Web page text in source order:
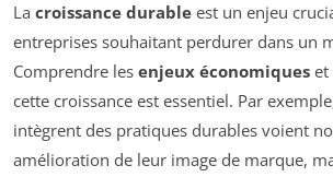
La croissance durable est un enjeu
entreprises souhaitant perdurer dans un
Comprendre les enjeux économiques et
cette croissance est essentiel. Par
intègrent des pratiques durables voient
amélioration de leur image de marque,